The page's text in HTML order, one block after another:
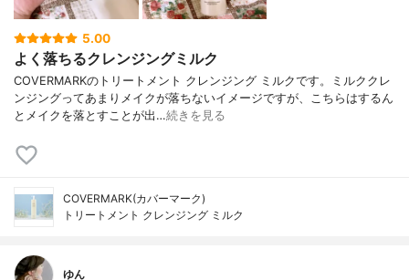
5.00
よく落ちるクレンジングミルク
COVERMARKのトリートメント クレンジング ミルクです。ミルククレ
ンジングってあまりメイクが落ちないイメージですが、こちらはするん
とメイクを落とすことが出…続きを見る
COVERMARK(カバーマーク)
トリートメント クレンジング ミルク
ゆん